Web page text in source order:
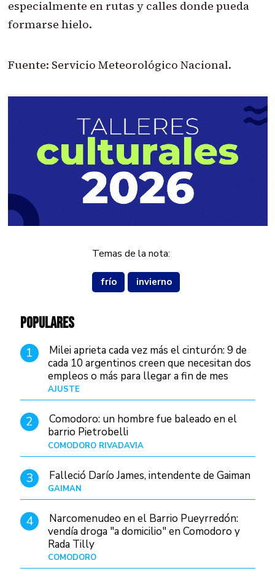
especialmente en rutas y calles donde pueda
formarse hielo.
Fuente: Servicio Meteorológico Nacional.
Temas de la nota:
frío invierno
POPULARES
1
Milei aprieta cada vez más el cinturón: 9 de
cada 10 argentinos creen que necesitan dos
empleos o más para llegar a fin de mes
AJUSTE
2
Comodoro: un hombre fue baleado en el
barrio Pietrobelli
COMODORO RIVADAVIA
3 Falleció Darío James, intendente de Gaiman
GAIMAN
4
Narcomenudeo en el Barrio Pueyrredón:
vendía droga "a domicilio" en Comodoro y
Rada Tilly
COMODORO